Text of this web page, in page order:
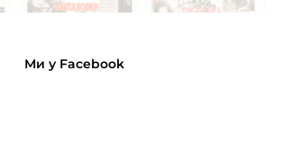
Ми у Facebook